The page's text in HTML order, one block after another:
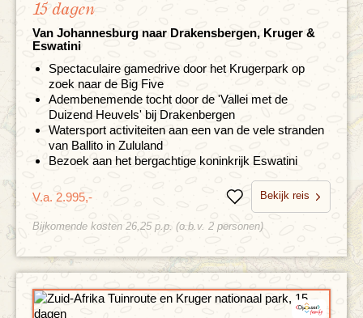
15 dagen
Van Johannesburg naar Drakensbergen, Kruger &
Eswatini
Spectaculaire gamedrive door het Krugerpark op
zoek naar de Big Five
Adembenemende tocht door de 'Vallei met de
Duizend Heuvels' bij Drakenbergen
Watersport activiteiten aan een van de vele stranden
van Ballito in Zululand
Bezoek aan het bergachtige koninkrijk Eswatini
V.a. 2.995,- BewarenBekijk reis
Bijkomende kosten 26,25 p.p. (o.b.v. 2 personen)